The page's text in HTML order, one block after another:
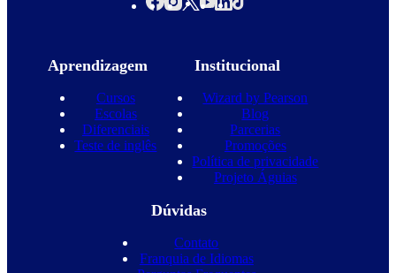
Aprendizagem
Cursos
Escolas
Diferenciais
Teste de inglês
Institucional
Wizard by Pearson
Blog
Parcerias
Promoções
Política de privacidade
Projeto Águias
Dúvidas
Contato
Franquia de Idiomas